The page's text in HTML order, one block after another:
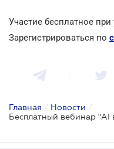
Участие бесплатное
Зарегистрироваться по
Главная / Новости /